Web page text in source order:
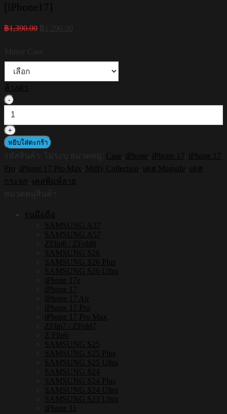
[iPhone17]
฿1,390.00
ล้างค่า
SHIELD
Magnetic
Mirror
Case
Miffy
MF017
-
กระจกเงา
[iPhone17]
หยิบใส่ตะกร้า
Case iPhone iPhone 17
iPhone 17
Pro
iPhone 17 Pro Max Miffy Collection เคส Magsafe
เคส
กระจก
เคสพิมพ์ลาย
รุ่นมือถือ
SAMSUNG A37
SAMSUNG A57
ZFlip8 / ZFold8
SAMSUNG S26
SAMSUNG S26 Plus
SAMSUNG S26 Ultra
iPhone 17e
iPhone 17
iPhone 17 Air
iPhone 17 Pro
iPhone 17 Pro Max
ZFlip7 / ZFold7
Z Flip6
SAMSUNG S25
SAMSUNG S25 Plus
SAMSUNG S25 Ultra
SAMSUNG S24
SAMSUNG S24 Plus
SAMSUNG S24 Ultra
SAMSUNG S23 Ultra
iPhone 11